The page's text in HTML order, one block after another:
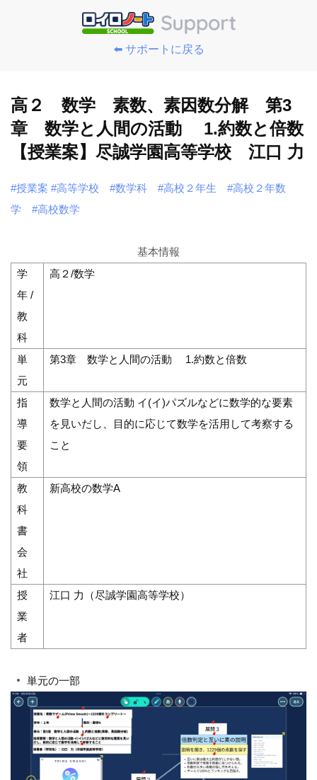
⬅️ サポートに戻る
高２ 数学 素数、素因数分解 第3
章 数学と人間の活動 1.約数と倍数
【授業案】尽誠学園高等学校 江口 力
#授業案 #高等学校 #数学科 #高校２年生
#高校２年数
学
#高校数学
基本情報
学
年 /
教
科
高２/数学
単
元
第3章 数学と人間の活動 1.約数と倍数
指
導
要
領
数学と人間の活動 イ(イ)パズルなどに数学的な要素
を見いだし、目的に応じて数学を活用して考察する
こと
教
科
書
会
社
新高校の数学A
授
業
者
江口 力（尽誠学園高等学校）
単元の一部